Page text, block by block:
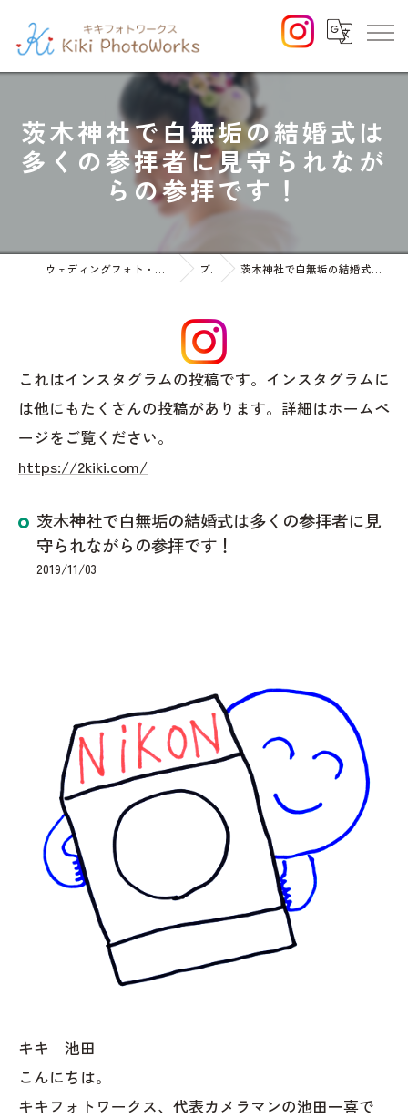
茨木神社で白無垢の結婚式は
多くの参拝者に見守られなが
らの参拝です！
ウェディングフォト・お宮参りや七五三等のファミリーフォト ブログ 茨木神社で白無垢の結婚式は多くの参拝者に見守られながらの参拝です！
茨木神社で白無垢の結婚式は多くの参拝者に見
守られながらの参拝です！
2019/11/03
キキ 池田
こんにちは。
キキフォトワークス、代表カメラマンの池田一喜で
これはインスタグラムの投稿です。インスタグラムに
は他にもたくさんの投稿があります。詳細はホームペ
ージをご覧ください。
https://2kiki.com/